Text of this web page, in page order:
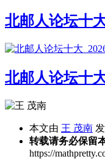
北邮人论坛十
北邮人论坛十
本文由 王 茂南
转载请务必保留
https://